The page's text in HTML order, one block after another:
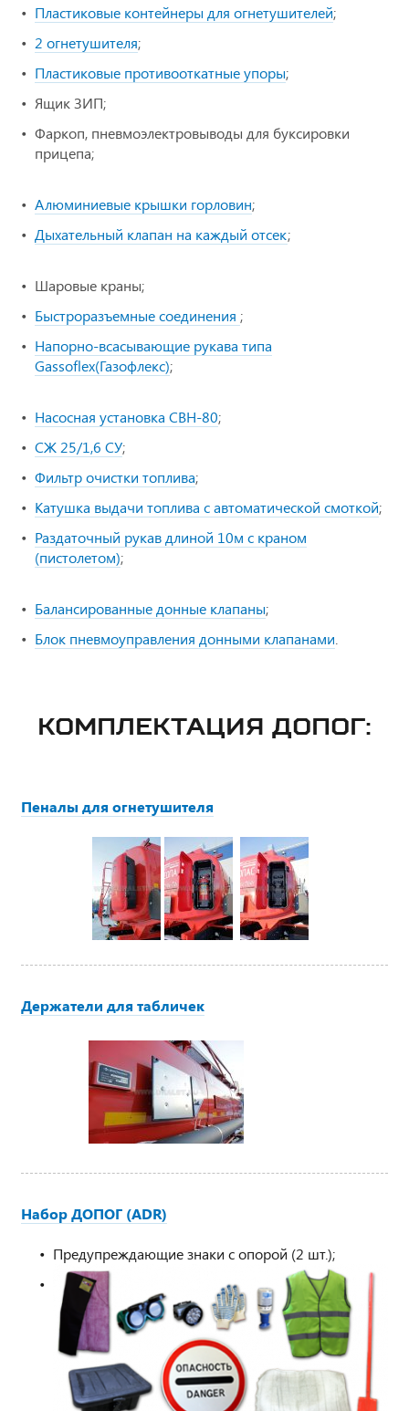
Пластиковые контейнеры для огнетушителей;
2 огнетушителя;
Пластиковые противооткатные упоры;
Ящик ЗИП;
Фаркоп, пневмоэлектровыводы для буксировки
прицепа;
Алюминиевые крышки горловин;
Дыхательный клапан на каждый отсек;
Шаровые краны;
Быстроразъемные соединения ;
Напорно-всасывающие рукава типа
Gassoflex(Газофлекс);
Насосная установка СВН-80;
СЖ 25/1,6 СУ;
Фильтр очистки топлива;
Катушка выдачи топлива с автоматической смоткой;
Раздаточный рукав длиной 10м с краном
(пистолетом);
Балансированные донные клапаны;
Блок пневмоуправления донными клапанами.
КОМПЛЕКТАЦИЯ ДОПОГ:
Пеналы для огнетушителя
Держатели для табличек
Набор ДОПОГ (ADR)
Предупреждающие знаки с опорой (2 шт.);